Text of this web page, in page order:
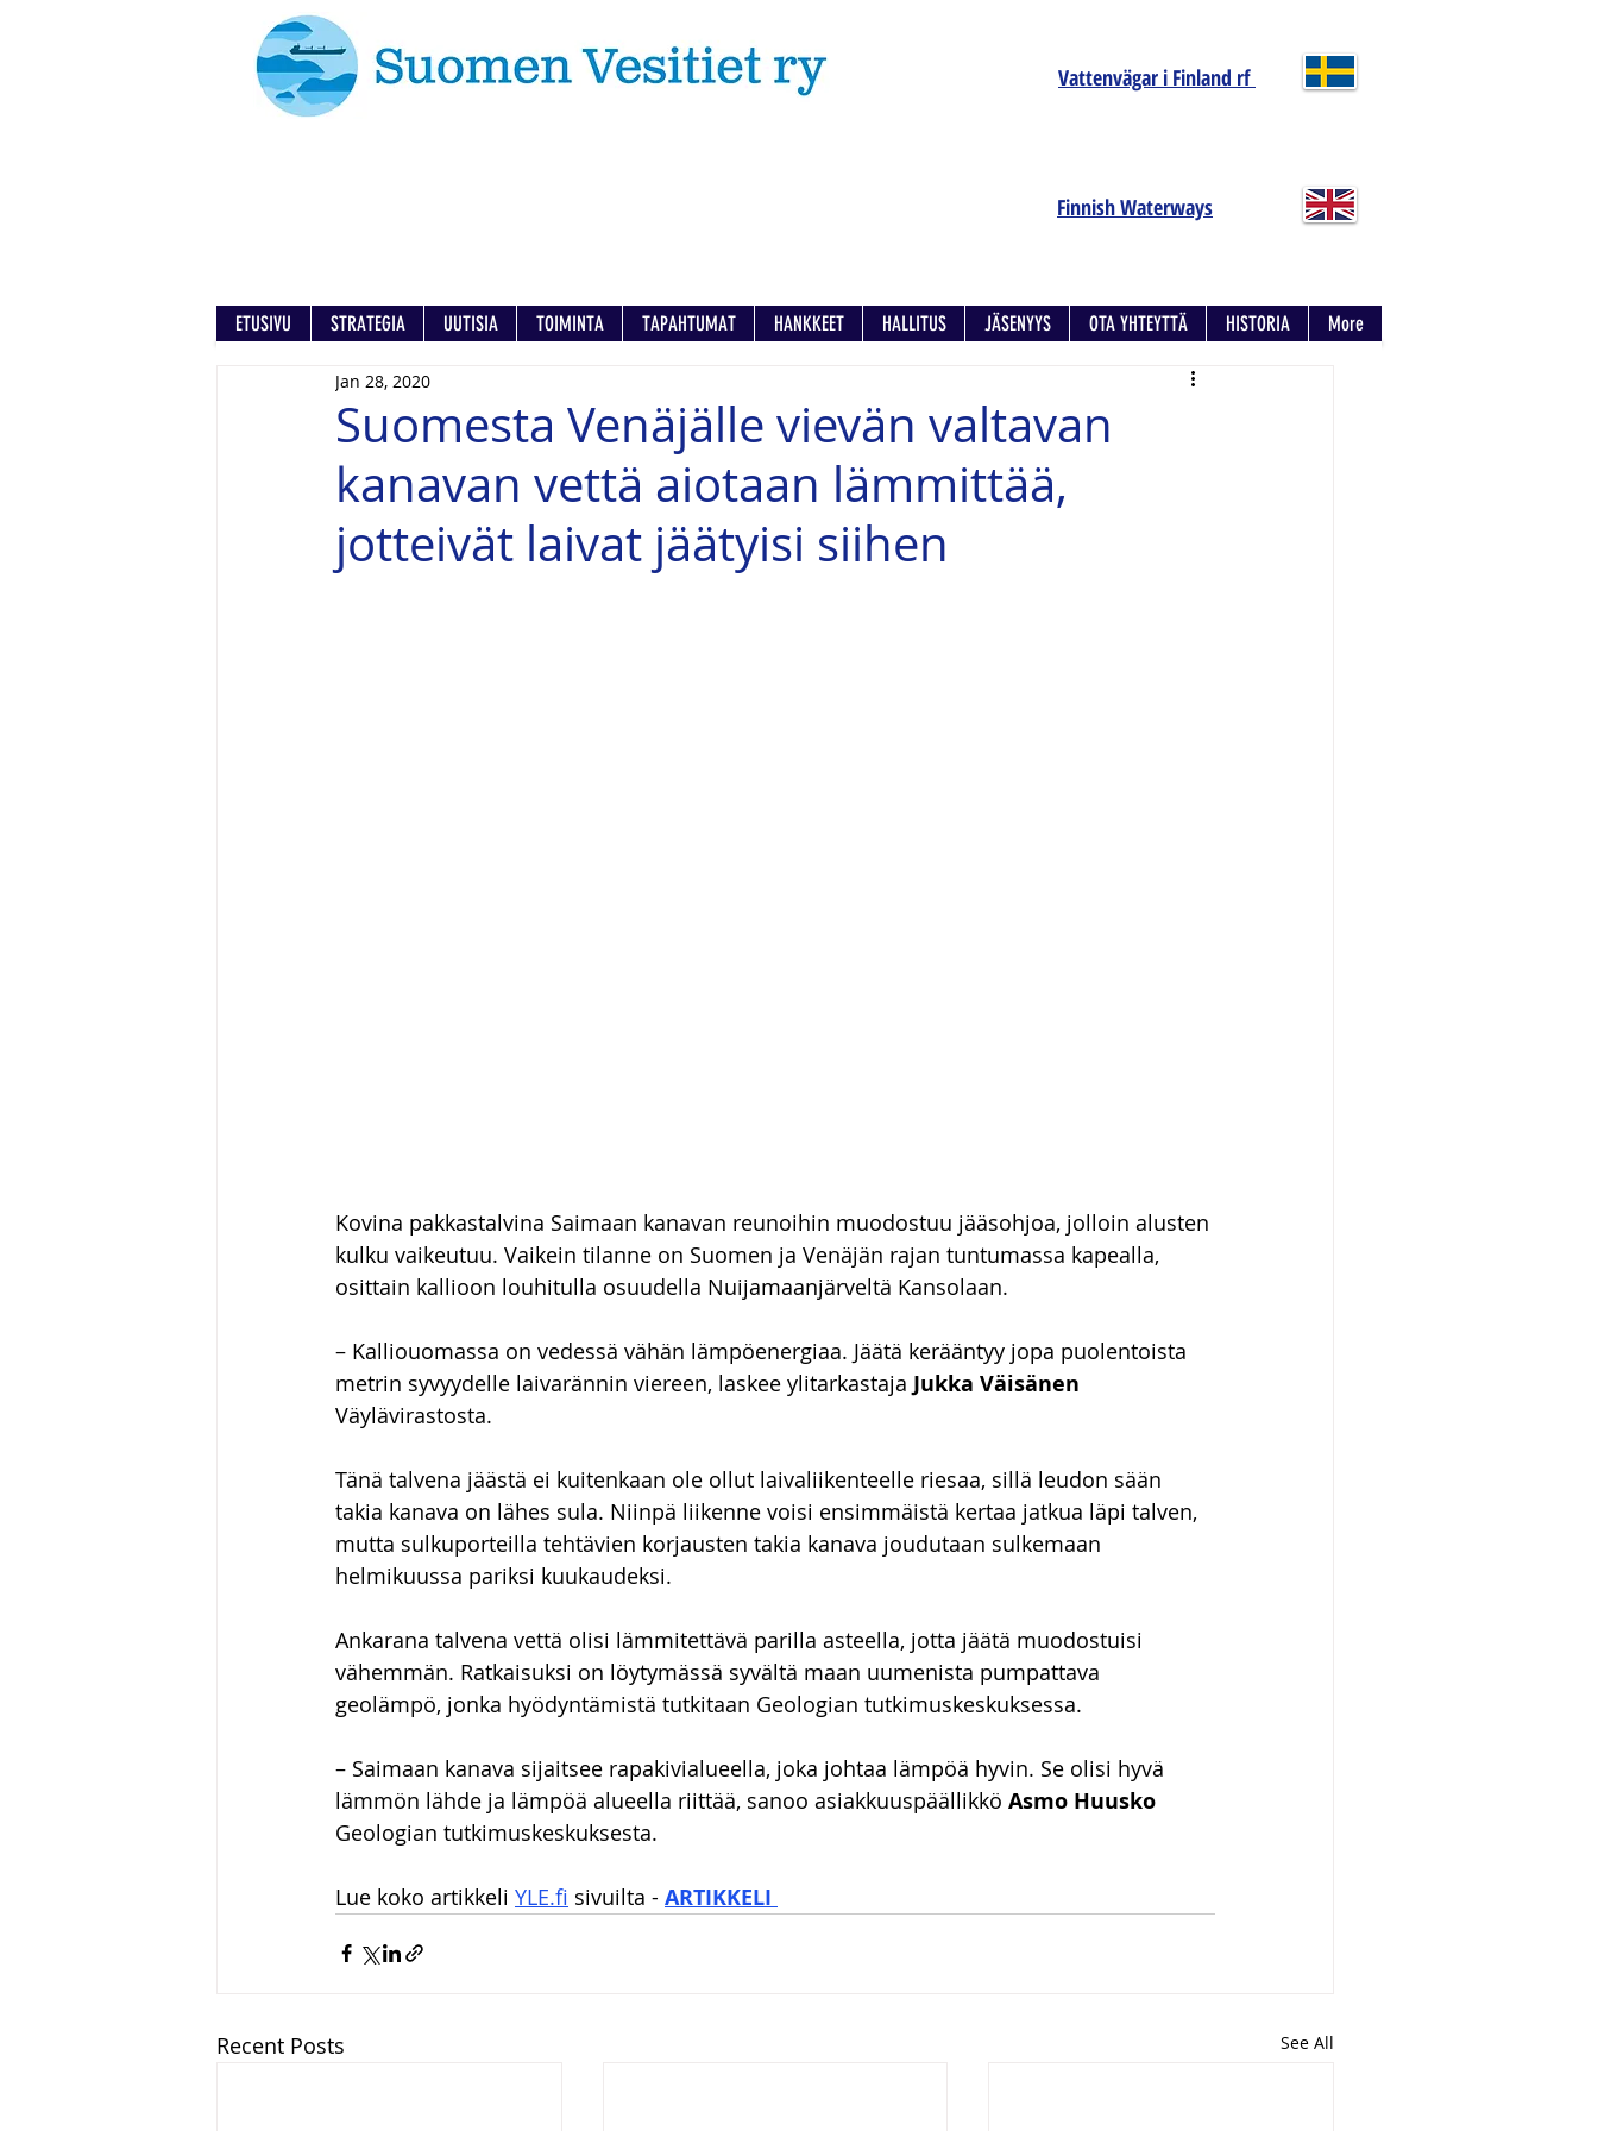
Vattenvägar i Finland rf
Finnish Waterways
ETUSIVU STRATEGIA UUTISIA TOIMINTA TAPAHTUMAT HANKKEET HALLITUS JÄSENYYS OTA YHTEYTTÄ HISTORIA More
Suomesta Venäjälle vievän valtavan
kanavan vettä aiotaan lämmittää,
jotteivät laivat jäätyisi siihen
Jan 28, 2020
Kovina pakkastalvina Saimaan kanavan reunoihin muodostuu jääsohjoa, jolloin alusten
kulku vaikeutuu. Vaikein tilanne on Suomen ja Venäjän rajan tuntumassa kapealla,
osittain kallioon louhitulla osuudella Nuijamaanjärveltä Kansolaan.
– Kalliouomassa on vedessä vähän lämpöenergiaa. Jäätä kerääntyy jopa puolentoista
metrin syvyydelle laivarännin viereen, laskee ylitarkastaja Jukka Väisänen
Väylävirastosta.
Tänä talvena jäästä ei kuitenkaan ole ollut laivaliikenteelle riesaa, sillä leudon sään
takia kanava on lähes sula. Niinpä liikenne voisi ensimmäistä kertaa jatkua läpi talven,
mutta sulkuporteilla tehtävien korjausten takia kanava joudutaan sulkemaan
helmikuussa pariksi kuukaudeksi.
Ankarana talvena vettä olisi lämmitettävä parilla asteella, jotta jäätä muodostuisi
vähemmän. Ratkaisuksi on löytymässä syvältä maan uumenista pumpattava
geolämpö, jonka hyödyntämistä tutkitaan Geologian tutkimuskeskuksessa.
– Saimaan kanava sijaitsee rapakivialueella, joka johtaa lämpöä hyvin. Se olisi hyvä
lämmön lähde ja lämpöä alueella riittää, sanoo asiakkuuspäällikkö Asmo Huusko
Geologian tutkimuskeskuksesta.
Lue koko artikkeli YLE.fi sivuilta - ARTIKKELI
Recent Posts See All